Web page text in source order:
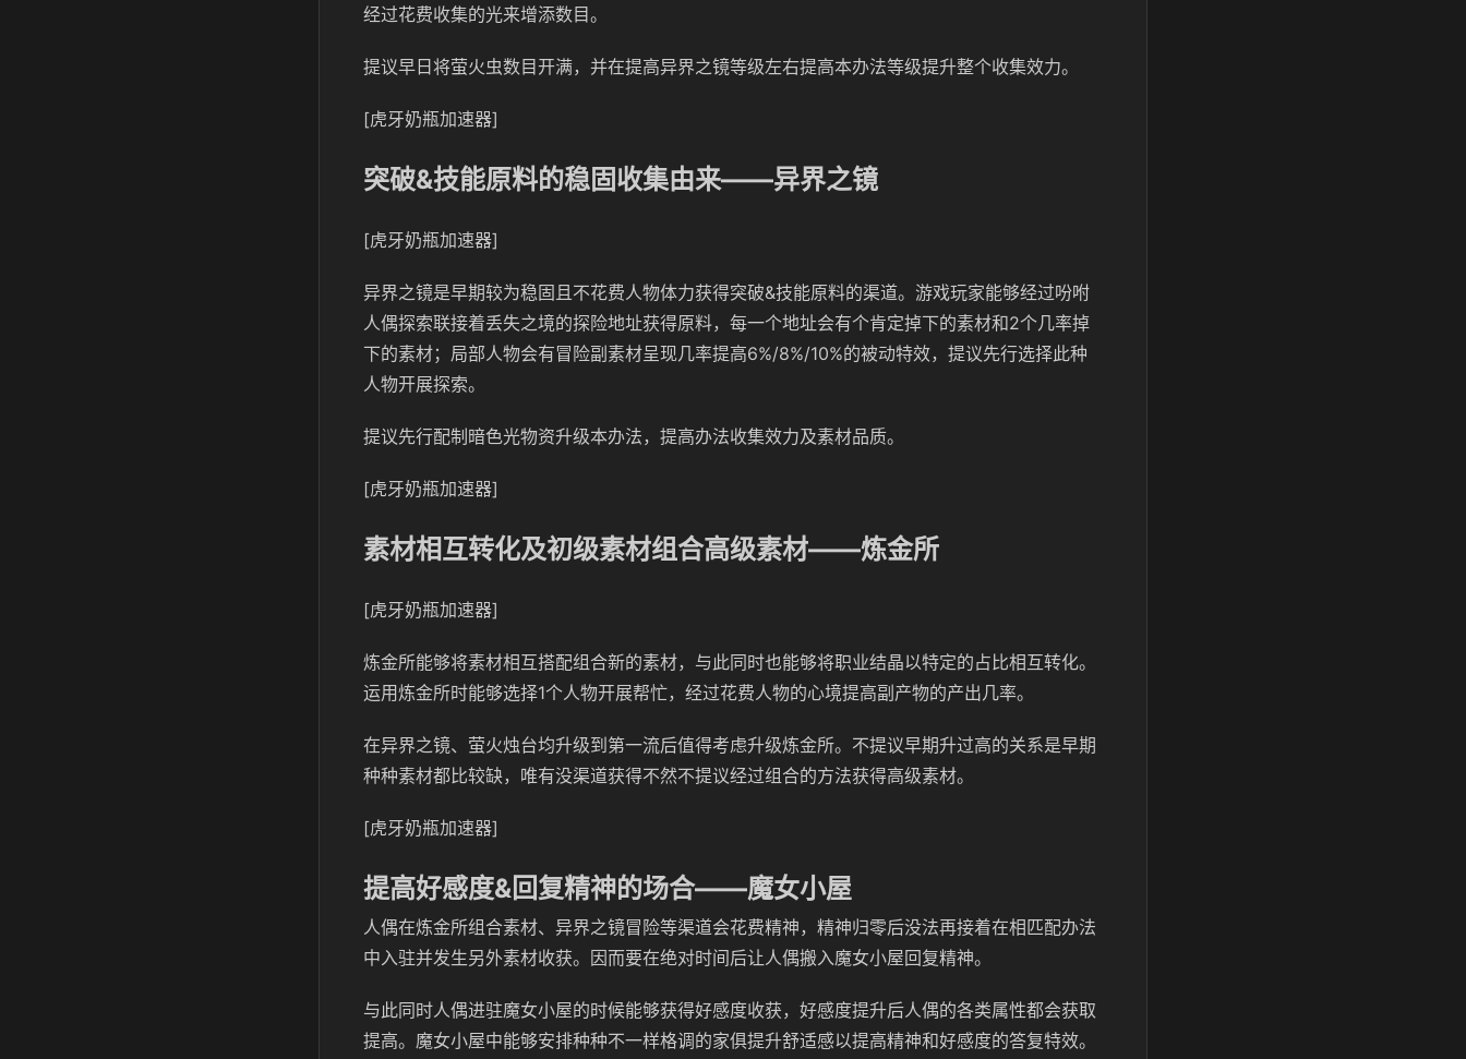
经过花费收集的光来增添数目。
提议早日将萤火虫数目开满，并在提高异界之镜等级左右提高本办法等级提升整个收集效力。
[虎牙奶瓶加速器]
突破&技能原料的稳固收集由来——异界之镜
[虎牙奶瓶加速器]
异界之镜是早期较为稳固且不花费人物体力获得突破&技能原料的渠道。游戏玩家能够经过吩咐
人偶探索联接着丢失之境的探险地址获得原料，每一个地址会有个肯定掉下的素材和2个几率掉
下的素材；局部人物会有冒险副素材呈现几率提高6%/8%/10%的被动特效，提议先行选择此种
人物开展探索。
提议先行配制暗色光物资升级本办法，提高办法收集效力及素材品质。
[虎牙奶瓶加速器]
素材相互转化及初级素材组合高级素材——炼金所
[虎牙奶瓶加速器]
炼金所能够将素材相互搭配组合新的素材，与此同时也能够将职业结晶以特定的占比相互转化。
运用炼金所时能够选择1个人物开展帮忙，经过花费人物的心境提高副产物的产出几率。
在异界之镜、萤火烛台均升级到第一流后值得考虑升级炼金所。不提议早期升过高的关系是早期
种种素材都比较缺，唯有没渠道获得不然不提议经过组合的方法获得高级素材。
[虎牙奶瓶加速器]
提高好感度&回复精神的场合——魔女小屋
人偶在炼金所组合素材、异界之镜冒险等渠道会花费精神，精神归零后没法再接着在相匹配办法
中入驻并发生另外素材收获。因而要在绝对时间后让人偶搬入魔女小屋回复精神。
与此同时人偶进驻魔女小屋的时候能够获得好感度收获，好感度提升后人偶的各类属性都会获取
提高。魔女小屋中能够安排种种不一样格调的家俱提升舒适感以提高精神和好感度的答复特效。